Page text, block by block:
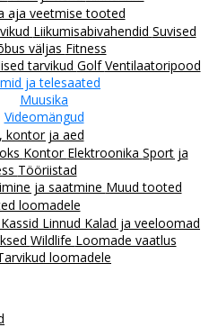
aja veetmise tooted
Liikumisabivahendid Suvised
väljas Fitness
tarvikud GolfVentilaatoripood
ja telesaated
Muusika
Videomängud
kontor ja aed
Kontor Elektroonika Sport ja
Tööriistad
ja saatmine Muud tooted
loomadele
Kassid Linnud Kalad ja veeloomad
Wildlife Loomade vaatlus
loomadele